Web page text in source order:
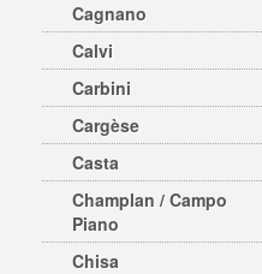
Cagnano
Calvi
Carbini
Cargèse
Casta
Champlan / Campo
Piano
Chisa